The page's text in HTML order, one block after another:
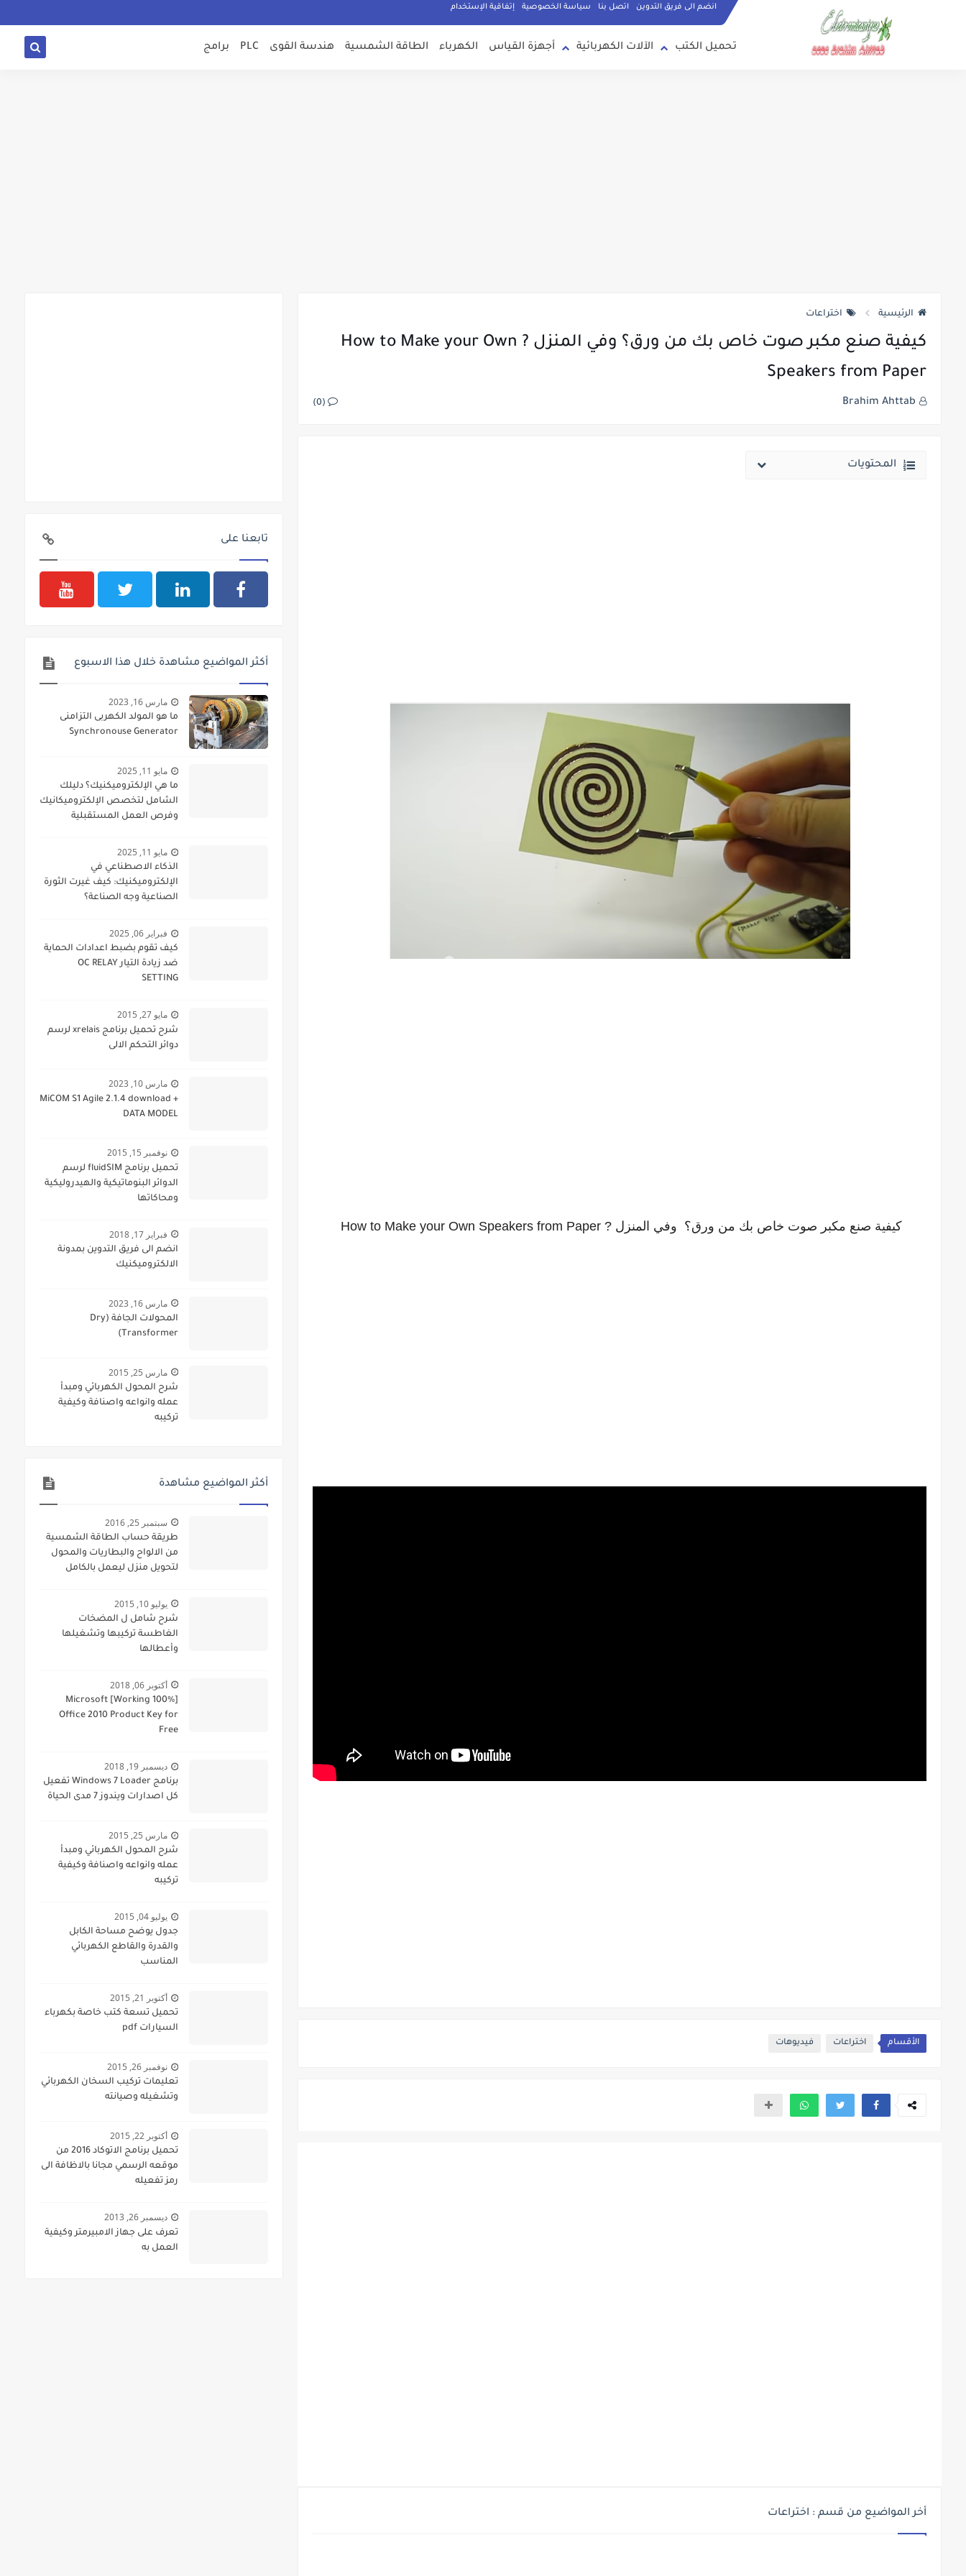
انضم الى فريق التدوين اتصل بنا سياسة الخصوصية إتفاقية الإستخدام
تحميل الكتب الآلات الكهربائية أجهزة القياس الكهرباء الطاقة الشمسية هندسة القوى PLC برامج
الرئيسية اختراعات
كيفية صنع مكبر صوت خاص بك من ورق؟ وفي المنزل ? How to Make your Own
Speakers from Paper
Brahim Ahttab
(0)
المحتويات
كيفية صنع مكبر صوت خاص بك من ورق؟ وفي المنزل ? How to Make your Own Speakers from Paper
الأقسام اختراعات فيديوهات
أخر المواضيع من قسم : اختراعات
تابعنا على
أكثر المواضيع مشاهدة خلال هذا الاسبوع
مارس 16, 2023
ما هو المولد الكهربى التزامنى
Synchronouse Generator
مايو 11, 2025
ما هي الإلكتروميكنيك؟ دليلك
الشامل لتخصص الإلكتروميكانيك
وفرص العمل المستقبلية
مايو 11, 2025
الذكاء الاصطناعي في
الإلكتروميكنيك: كيف غيرت الثورة
الصناعية وجه الصناعة؟
فبراير 06, 2025
كيف تقوم بضبط اعدادات الحماية
ضد زيادة التيار OC RELAY
SETTING
مايو 27, 2015
شرح تحميل برنامج xrelais لرسم
دوائر التحكم الالى
مارس 10, 2023
MiCOM S1 Agile 2.1.4 download +
DATA MODEL
نوفمبر 15, 2015
تحميل برنامج fluidSIM لرسم
الدوائر البنوماتيكية والهيدروليكية
ومحاكاتها
فبراير 17, 2018
انضم الى فريق التدوين بمدونة
الالكتروميكنيك
مارس 16, 2023
المحولات الجافة (Dry
Transformer)
مارس 25, 2015
شرح المحول الكهربائي ومبدأ
عمله وانواعه واصنافة وكيفية
تركيبه
أكثر المواضيع مشاهدة
سبتمبر 25, 2016
طريقة حساب الطاقة الشمسية
من الالواح والبطاريات والمحول
لتحويل منزل ليعمل بالكامل
يوليو 10, 2015
شرح شامل ل المضخات
الغاطسة تركيبها وتشغيلها
وأعطالها
أكتوبر 06, 2018
[100% Working] Microsoft
Office 2010 Product Key for
Free
ديسمبر 19, 2018
برنامج Windows 7 Loader تفعيل
كل اصدارات ويندوز 7 مدى الحياة
مارس 25, 2015
شرح المحول الكهربائي ومبدأ
عمله وانواعه واصنافة وكيفية
تركيبه
يوليو 04, 2015
جدول يوضح مساحة الكابل
والقدرة والقاطع الكهربائي
المناسب
أكتوبر 21, 2015
تحميل تسعة كتب خاصة بكهرباء
السيارات pdf
نوفمبر 26, 2015
تعليمات تركيب السخان الكهربائي
وتشغيله وصيانته
أكتوبر 22, 2015
تحميل برنامج الاتوكاد 2016 من
موقعه الرسمي مجانا بالاظافة الى
رمز تفعيله
ديسمبر 26, 2013
تعرف على جهاز الامبيرمتر وكيفية
العمل به